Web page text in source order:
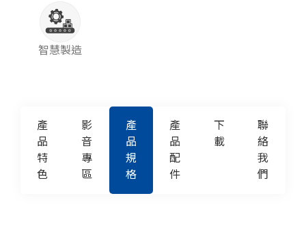
智慧製造
產
品
特
色
影
音
專
區
產
品
規
格
產
品
配
件
下
載
聯
絡
我
們